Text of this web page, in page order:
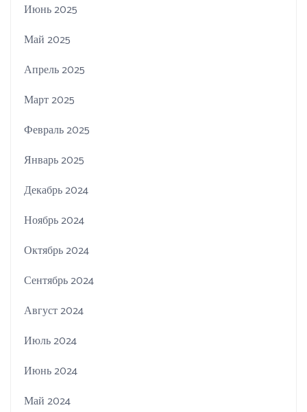
Июнь 2025
Май 2025
Апрель 2025
Март 2025
Февраль 2025
Январь 2025
Декабрь 2024
Ноябрь 2024
Октябрь 2024
Сентябрь 2024
Август 2024
Июль 2024
Июнь 2024
Май 2024